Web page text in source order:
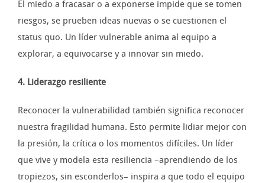
El miedo a fracasar o a exponerse impide que se tomen
riesgos, se prueben ideas nuevas o se cuestionen el
status quo. Un líder vulnerable anima al equipo a
explorar, a equivocarse y a innovar sin miedo.
4. Liderazgo resiliente
Reconocer la vulnerabilidad también significa reconocer
nuestra fragilidad humana. Esto permite lidiar mejor con
la presión, la crítica o los momentos difíciles. Un líder
que vive y modela esta resiliencia –aprendiendo de los
tropiezos, sin esconderlos– inspira a que todo el equipo